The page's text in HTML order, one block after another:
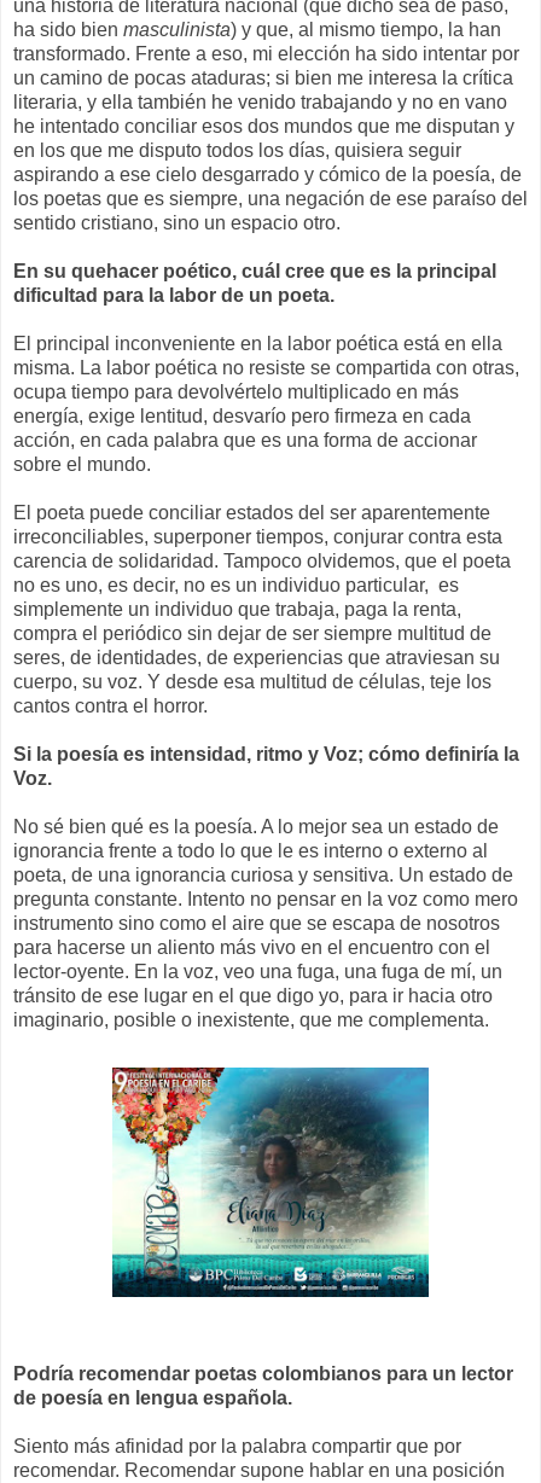
una historia de literatura nacional (que dicho sea de paso,
ha sido bien masculinista) y que, al mismo tiempo, la han
transformado. Frente a eso, mi elección ha sido intentar por
un camino de pocas ataduras; si bien me interesa la crítica
literaria, y ella también he venido trabajando y no en vano
he intentado conciliar esos dos mundos que me disputan y
en los que me disputo todos los días, quisiera seguir
aspirando a ese cielo desgarrado y cómico de la poesía, de
los poetas que es siempre, una negación de ese paraíso del
sentido cristiano, sino un espacio otro.
En su quehacer poético, cuál cree que es la principal
dificultad para la labor de un poeta.
El principal inconveniente en la labor poética está en ella
misma. La labor poética no resiste se compartida con otras,
ocupa tiempo para devolvértelo multiplicado en más
energía, exige lentitud, desvarío pero firmeza en cada
acción, en cada palabra que es una forma de accionar
sobre el mundo.
El poeta puede conciliar estados del ser aparentemente
irreconciliables, superponer tiempos, conjurar contra esta
carencia de solidaridad. Tampoco olvidemos, que el poeta
no es uno, es decir, no es un individuo particular, es
simplemente un individuo que trabaja, paga la renta,
compra el periódico sin dejar de ser siempre multitud de
seres, de identidades, de experiencias que atraviesan su
cuerpo, su voz. Y desde esa multitud de células, teje los
cantos contra el horror.
Si la poesía es intensidad, ritmo y Voz; cómo definiría la
Voz.
No sé bien qué es la poesía. A lo mejor sea un estado de
ignorancia frente a todo lo que le es interno o externo al
poeta, de una ignorancia curiosa y sensitiva. Un estado de
pregunta constante. Intento no pensar en la voz como mero
instrumento sino como el aire que se escapa de nosotros
para hacerse un aliento más vivo en el encuentro con el
lector-oyente. En la voz, veo una fuga, una fuga de mí, un
tránsito de ese lugar en el que digo yo, para ir hacia otro
imaginario, posible o inexistente, que me complementa.
Podría recomendar poetas colombianos para un lector
de poesía en lengua española.
Siento más afinidad por la palabra compartir que por
recomendar. Recomendar supone hablar en una posición